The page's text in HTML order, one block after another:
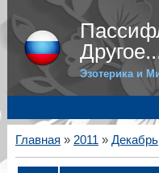
Эзотерика и
Главная » 2011 » Декабрь